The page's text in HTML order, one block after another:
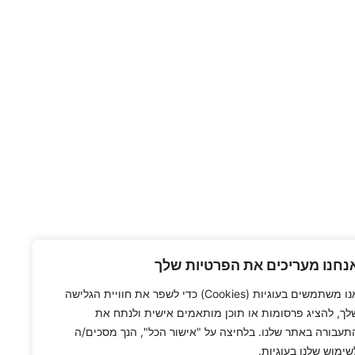
מעריכים את הפרטיות שלך
אנו משתמשים בעוגיות (Cookies) כדי לשפר את חוויית הגלישה
להציג פרסומות או תוכן מותאמים אישית ולנתח את
באתר שלנו. בלחיצה על "אישור הכל", הנך מסכים/ה
שלנו בעוגיות.